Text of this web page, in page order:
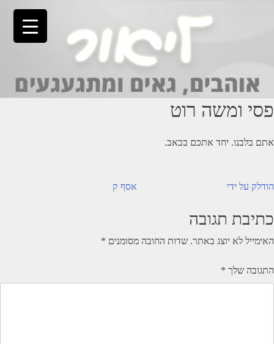
פסי ומשה רוט
אתם בלבנו. יחד אתכם בכאב.
ניווט אסף ק הודלק על ידי
כתיבת תגובה
האימייל לא יוצג באתר. שדות החובה מסומנים *
התגובה שלך *